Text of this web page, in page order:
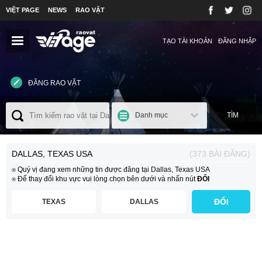
VIỆT PAGE NEWS RAO VẶT
ĐĂNG NHẬP
TẠO TÀI KHOẢN
ĐĂNG RAO VẶT
Danh mục TÌM
DALLAS, TEXAS USA (373 BÀI ĐĂNG)
⍟ Quý vị đang xem những tin được đăng tại Dallas, Texas USA
⍟ Để thay đổi khu vực vui lòng chọn bên dưới và nhấn nútĐỔI
TEXAS DALLAS ĐỔI